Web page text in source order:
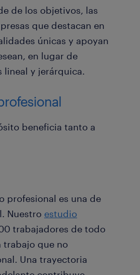
de los objetivos, las
que destacan en
únicas y apoyan
en lugar de
lineal y jerárquica.
beneficia tanto a
profesional es una de
Nuestro estudio
trabajadores de todo
trabajo que no
Una trayectoria